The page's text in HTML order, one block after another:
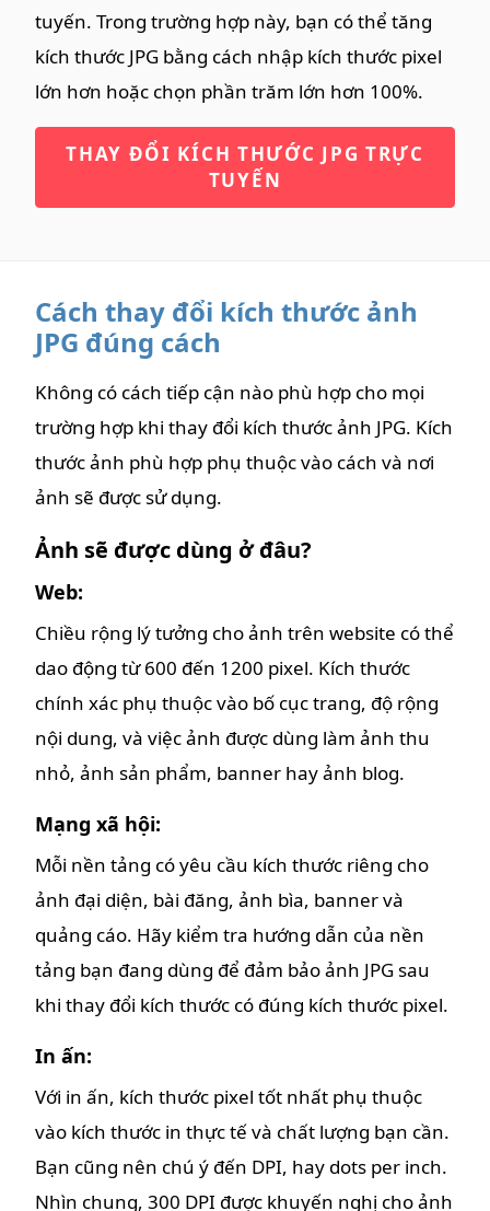
tuyến. Trong trường hợp này, bạn có thể tăng
kích thước JPG bằng cách nhập kích thước pixel
lớn hơn hoặc chọn phần trăm lớn hơn 100%.
THAY ĐỔI KÍCH THƯỚC JPG TRỰC
TUYẾN
Cách thay đổi kích thước ảnh
JPG đúng cách
Không có cách tiếp cận nào phù hợp cho mọi
trường hợp khi thay đổi kích thước ảnh JPG. Kích
thước ảnh phù hợp phụ thuộc vào cách và nơi
ảnh sẽ được sử dụng.
Ảnh sẽ được dùng ở đâu?
Web:
Chiều rộng lý tưởng cho ảnh trên website có thể
dao động từ 600 đến 1200 pixel. Kích thước
chính xác phụ thuộc vào bố cục trang, độ rộng
nội dung, và việc ảnh được dùng làm ảnh thu
nhỏ, ảnh sản phẩm, banner hay ảnh blog.
Mạng xã hội:
Mỗi nền tảng có yêu cầu kích thước riêng cho
ảnh đại diện, bài đăng, ảnh bìa, banner và
quảng cáo. Hãy kiểm tra hướng dẫn của nền
tảng bạn đang dùng để đảm bảo ảnh JPG sau
khi thay đổi kích thước có đúng kích thước pixel.
In ấn:
Với in ấn, kích thước pixel tốt nhất phụ thuộc
vào kích thước in thực tế và chất lượng bạn cần.
Bạn cũng nên chú ý đến DPI, hay dots per inch.
Nhìn chung, 300 DPI được khuyến nghị cho ảnh